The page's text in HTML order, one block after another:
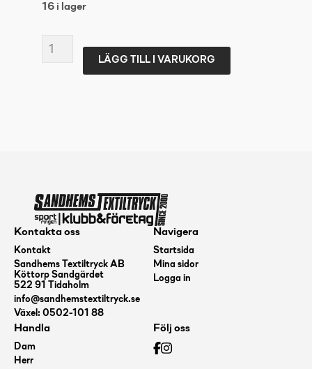
16 i lager
Liminent
LÄGG TILL I VARUKORG
Kontakta oss
Kontakt
Sandhems Textiltryck AB
Köttorp Sandgärdet
522 91 Tidaholm
info@sandhemstextiltryck.se
Växel: 0502-101 88
Navigera
Startsida
Mina sidor
Logga in
Handla
Dam
Herr
Följ oss